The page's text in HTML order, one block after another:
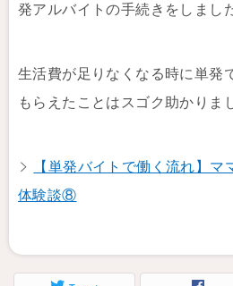
発アルバイトの手続きをしまし
生活費が足りなくなる時に単発
もらえたことはスゴク助かりま
【単発バイトで働く流れ】
体験談⑧